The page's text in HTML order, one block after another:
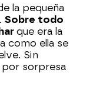
la pequeña
Sobre todo
que era la
como ella se
Sin
por sorpresa